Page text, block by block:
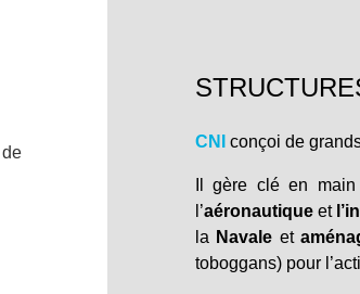
CNI conçoi de
Il gère clé en
l’aéronautiqueet
la Navale et
toboggans) pour